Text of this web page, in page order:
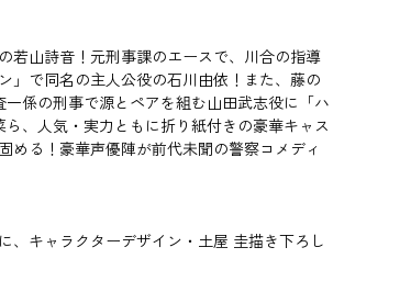
若山詩音！元刑事課のエースで、川合の指導
で同名の主人公役の石川由依！また、藤の
係の刑事で源とペアを組む山田武志役に「ハ
、人気・実力ともに折り紙付きの豪華キャス
める！豪華声優陣が前代未聞の警察コメディ
、キャラクターデザイン・土屋 圭描き下ろし